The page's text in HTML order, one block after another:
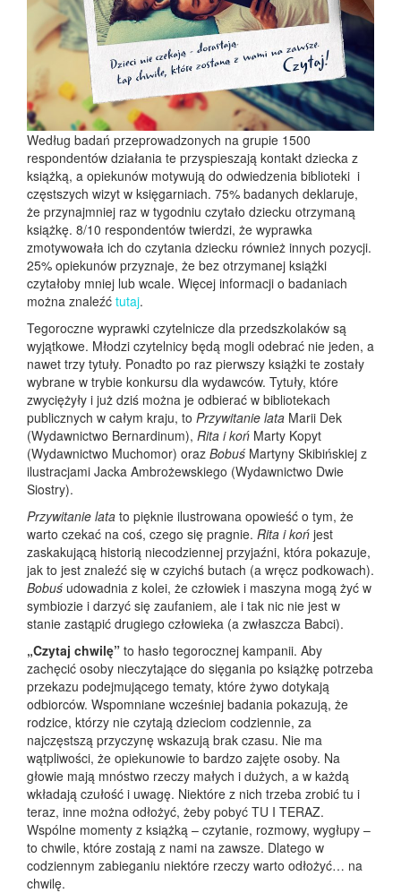
Według badań przeprowadzonych na grupie 1500
respondentów działania te przyspieszają kontakt dziecka z
książką, a opiekunów motywują do odwiedzenia biblioteki i
częstszych wizyt w księgarniach. 75% badanych deklaruje,
że przynajmniej raz w tygodniu czytało dziecku otrzymaną
książkę. 8/10 respondentów twierdzi, że wyprawka
zmotywowała ich do czytania dziecku również innych pozycji.
25% opiekunów przyznaje, że bez otrzymanej książki
czytałoby mniej lub wcale. Więcej informacji o badaniach
można znaleźć tutaj.
Tegoroczne wyprawki czytelnicze dla przedszkolaków są
wyjątkowe. Młodzi czytelnicy będą mogli odebrać nie jeden, a
nawet trzy tytuły. Ponadto po raz pierwszy książki te zostały
wybrane w trybie konkursu dla wydawców. Tytuły, które
zwyciężyły i już dziś można je odbierać w bibliotekach
publicznych w całym kraju, to Przywitanie lata Marii Dek
(Wydawnictwo Bernardinum), Rita i koń Marty Kopyt
(Wydawnictwo Muchomor) oraz Bobuś Martyny Skibińskiej z
ilustracjami Jacka Ambrożewskiego (Wydawnictwo Dwie
Siostry).
Przywitanie lata to pięknie ilustrowana opowieść o tym, że
warto czekać na coś, czego się pragnie. Rita i koń jest
zaskakującą historią niecodziennej przyjaźni, która pokazuje,
jak to jest znaleźć się w czyichś butach (a wręcz podkowach).
Bobuś udowadnia z kolei, że człowiek i maszyna mogą żyć w
symbiozie i darzyć się zaufaniem, ale i tak nic nie jest w
stanie zastąpić drugiego człowieka (a zwłaszcza Babci).
„Czytaj chwilę” to hasło tegorocznej kampanii. Aby
zachęcić osoby nieczytające do sięgania po książkę potrzeba
przekazu podejmującego tematy, które żywo dotykają
odbiorców. Wspomniane wcześniej badania pokazują, że
rodzice, którzy nie czytają dzieciom codziennie, za
najczęstszą przyczynę wskazują brak czasu. Nie ma
wątpliwości, że opiekunowie to bardzo zajęte osoby. Na
głowie mają mnóstwo rzeczy małych i dużych, a w każdą
wkładają czułość i uwagę. Niektóre z nich trzeba zrobić tu i
teraz, inne można odłożyć, żeby pobyć TU I TERAZ.
Wspólne momenty z książką – czytanie, rozmowy, wygłupy –
to chwile, które zostają z nami na zawsze. Dlatego w
codziennym zabieganiu niektóre rzeczy warto odłożyć… na
chwilę.